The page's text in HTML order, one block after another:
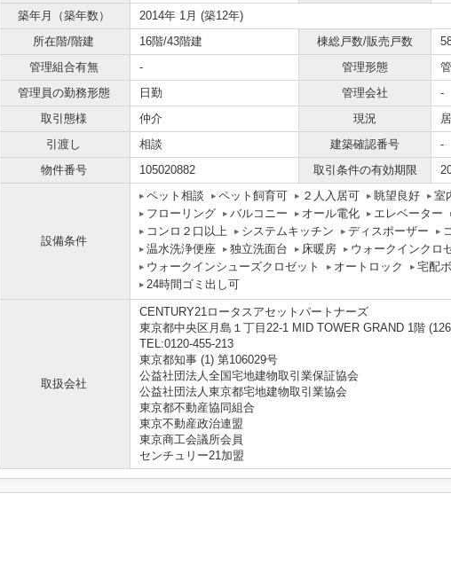
築年月（築年数）
2014年 1月 (築12年)
所在階/階建
16階/43階建 棟総戸数/販売戸数
管理組合有無
- 管理形態
管理員の勤務形態
日勤 管理会社
-
取引態様
仲介 現況
引渡し
相談 建築確認番号
-
物件番号
105020882 取引条件の有効期限
設備条件
ペット相談 ペット飼育可 ２人入居可 眺望良好
室
フローリング
バルコニー オール電化 エレベーター
コンロ２口以上
システムキッチン ディスポーザー
温水洗浄便座
独立洗面台 床暖房
ウォークインクロ
ウォークインシューズクロゼット
オートロック 宅配
24時間ゴミ出し可
取扱会社
CENTURY21ロータスアセットパートナーズ
東京都中央区月島１丁目22-1 MID TOWER GRAND 1階
TEL:0120-455-213
東京都知事 (1) 第106029号
公益社団法人全国宅地建物取引業保証協会
公益社団法人東京都宅地建物取引業協会
東京都不動産協同組合
東京不動産政治連盟
東京商工会議所会員
センチュリー21加盟